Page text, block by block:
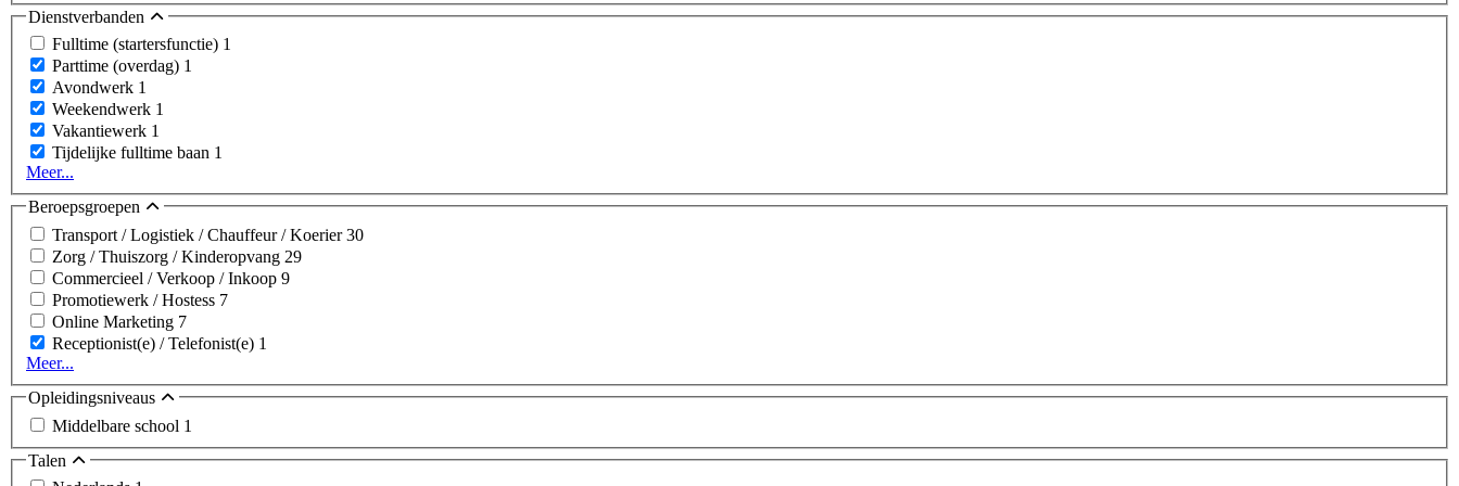
Dienstverbanden
Fulltime (startersfunctie) 1
Parttime (overdag) 1
Avondwerk 1
Weekendwerk 1
Vakantiewerk 1
Tijdelijke fulltime baan 1
Meer...
Beroepsgroepen
Transport / Logistiek / Chauffeur / Koerier30
Zorg / Thuiszorg / Kinderopvang 29
Commercieel / Verkoop / Inkoop 9
Promotiewerk / Hostess 7
Online Marketing 7
Receptionist(e) / Telefonist(e) 1
Meer...
Opleidingsniveaus
Middelbare school 1
Talen